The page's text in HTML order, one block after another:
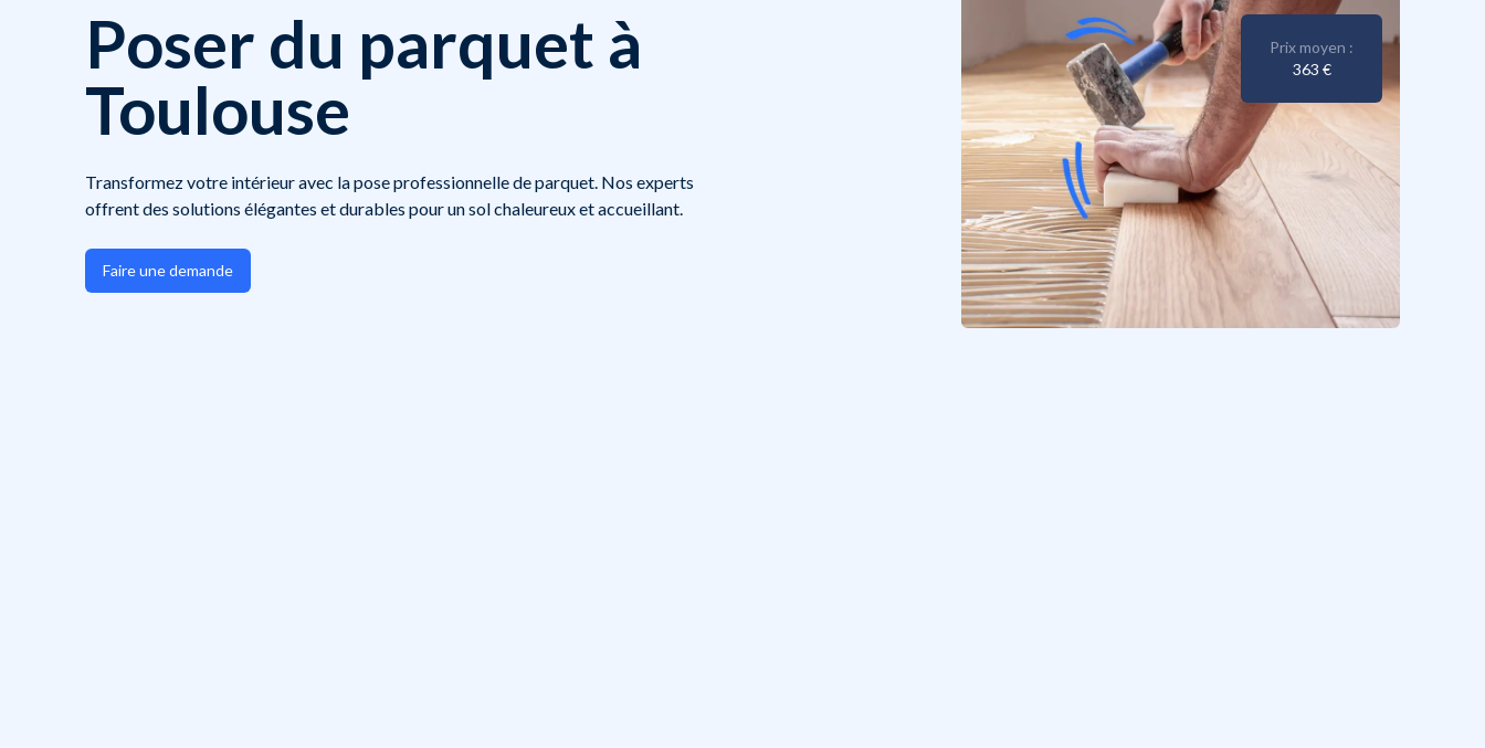
Poser du parquet à
Toulouse
Transformez votre intérieur avec la pose professionnelle de parquet. Nos experts
offrent des solutions élégantes et durables pour un sol chaleureux et accueillant.
Faire une demande
Prix moyen :
363 €